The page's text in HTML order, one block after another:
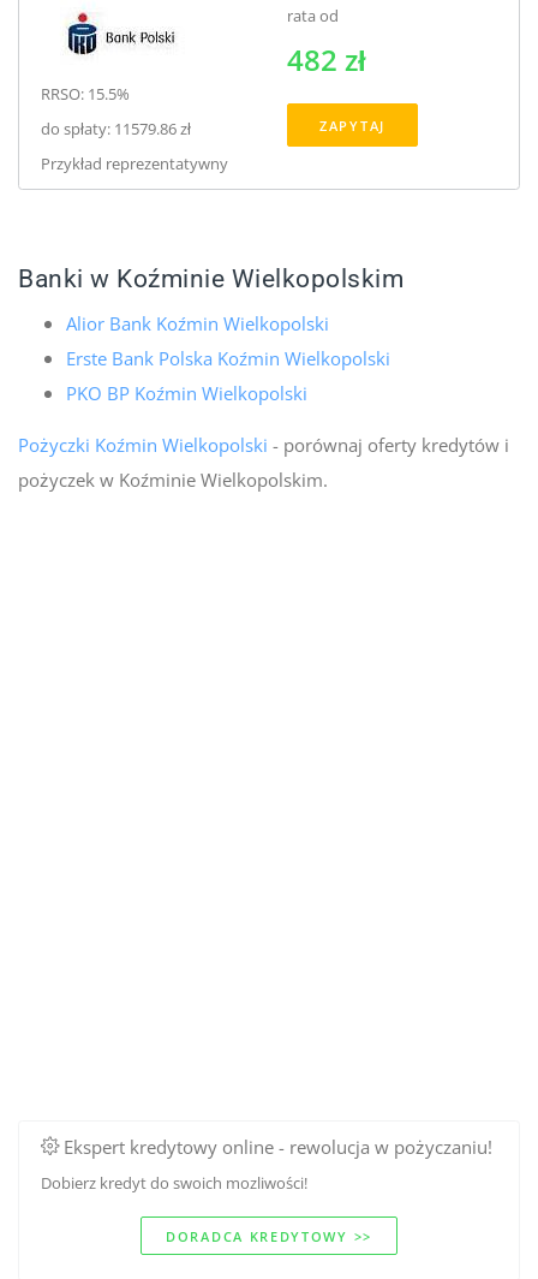
RRSO: 15.5%
do spłaty: 11579.86 zł
Przykład reprezentatywny
rata od
482 zł
ZAPYTAJ
Banki w Koźminie Wielkopolskim
Alior Bank Koźmin Wielkopolski
Erste Bank Polska Koźmin Wielkopolski
PKO BP Koźmin Wielkopolski
Pożyczki Koźmin Wielkopolski - porównaj oferty kredytów i
pożyczek w Koźminie Wielkopolskim.
Ekspert kredytowy online - rewolucja w pożyczaniu!
Dobierz kredyt do swoich mozliwości!
DORADCA KREDYTOWY >>